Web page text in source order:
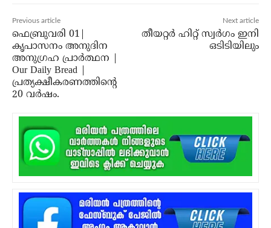
Previous article
ഫെബ്രുവരി 01|
കൃപാസനം അനുദിന
അനുഗ്രഹ പ്രാർത്ഥന |
Our Daily Bread |
പ്രത്യക്ഷീകരണത്തിന്റെ
20 വർഷം.
Next article
തീയറ്റര്‍ ഹിറ്റ് സ്വര്‍ഗം ഇനി
ഒടിടിയിലും